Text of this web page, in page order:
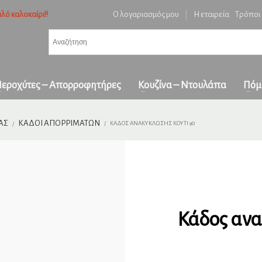
ειδών και επιβεβαίωση παραγγελίας.
όλη την Ελλάδα
επικοινωνήστε μαζί μας στοorders1georgakakis@gmail.com | Τώρα
καλοκαίρι!! Ο λογαριασμός μου Η εταιρεία
– Απορροφητήρες Κουζίνα – Ντουλάπα
ΚΆΔΟΙ ΑΠΟΡΡΙΜΆΤΩΝ ΚΆΔΟΣ ΑΝΑΚΎΚΛΩΣΗΣ ΚΟΥΤΊ 90
Κάδος